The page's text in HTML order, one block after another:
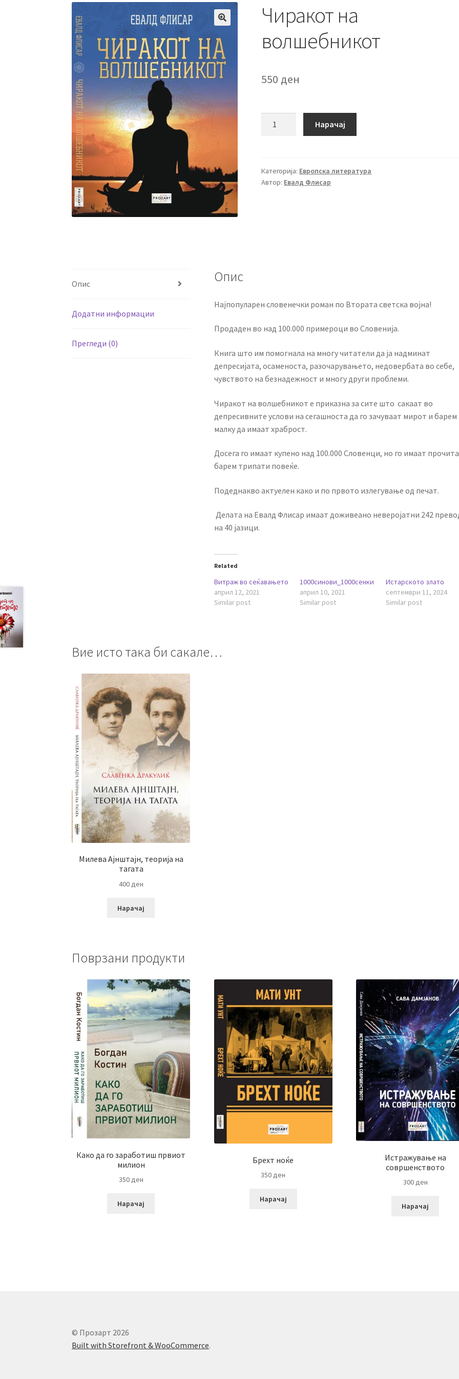
Чиракот на
волшебникот
550 ден
Нарачај
Категорија: Европска литература
Автор: Евалд Флисар
Опис
Додатни информации
Прегледи (0)
Опис
Најпопуларен словенечки роман по Втората светска војна!
Продаден во над 100.000 примероци во Словенија.
Книга што им помогнала на многу читатели да ја надминат
депресијата, осаменоста, разочарувањето, недовербата во себе,
чувството на безнадежност и многу други проблеми.
Чиракот на волшебникот е приказна за сите што сакаат во
депресивните услови на сегашноста да го зачуваат мирот и барем
малку да имаат храброст.
Досега го имаат купено над 100.000 Словенци, но го имаат
барем трипати повеќе.
Подеднакво актуелен како и по првото излегување од печат.
Делата на Евалд Флисар имаат доживеано неверојатни 242
на 40 јазици.
Related
Витраж во сеќавањето
април 12, 2021
Similar post
1000синови_1000сенки
април 10, 2021
Similar post
Истарското злато
септември 11, 2024
Similar post
Вие исто така би сакале…
Милева Ајнштајн, теорија на
тагата
400ден
Нарачај
Поврзани продукти
Како да го заработиш првиот
милион
350ден
Нарачај
Брехт ноќе
350ден
Нарачај
Истражување на
совршенството
300ден
Нарачај
© Прозарт 2026
Built with Storefront & WooCommerce.